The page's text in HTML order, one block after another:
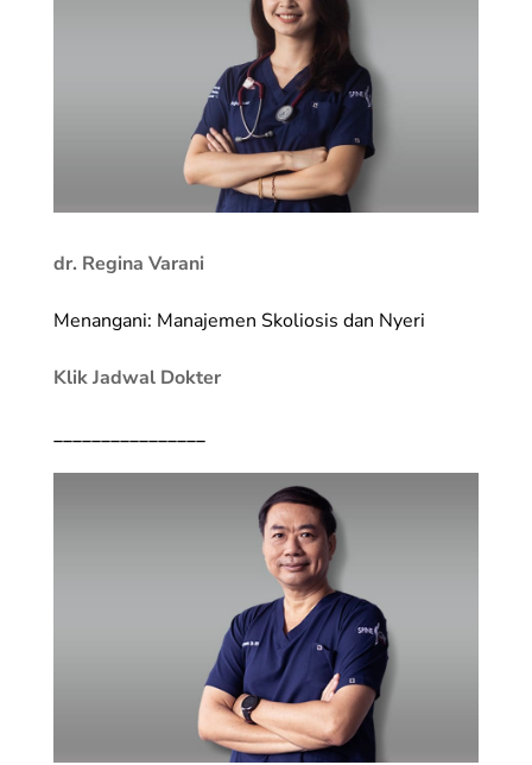
dr. Regina Varani
Menangani: Manajemen Skoliosis dan Nyeri
Klik Jadwal Dokter
________________